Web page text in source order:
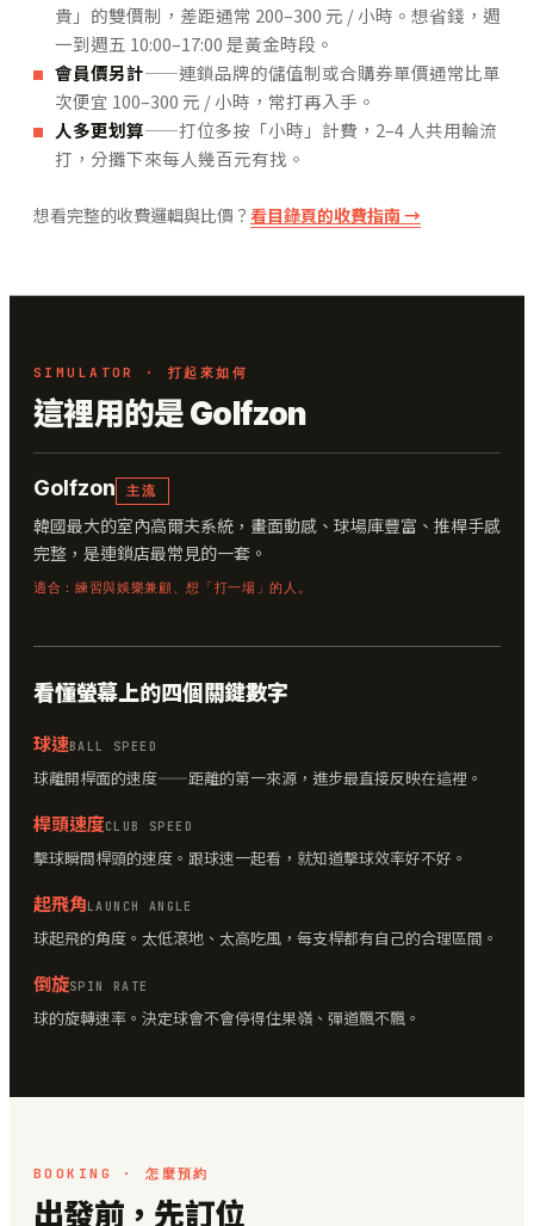
貴」的雙價制，差距通常 200–300 元 / 小時。想省錢，週
一到週五 10:00–17:00 是黃金時段。
會員價另計——連鎖品牌的儲值制或合購券單價通常比單
次便宜 100–300 元 / 小時，常打再入手。
人多更划算——打位多按「小時」計費，2–4 人共用輪流
打，分攤下來每人幾百元有找。
想看完整的收費邏輯與比價？ 看目錄頁的收費指南 →
SIMULATOR · 打起來如何
這裡用的是 Golfzon
Golfzon 主流
韓國最大的室內高爾夫系統，畫面動感、球場庫豐富、推桿手感
完整，是連鎖店最常見的一套。
適合：練習與娛樂兼顧、想「打一場」的人。
看懂螢幕上的四個關鍵數字
球速BALL SPEED
球離開桿面的速度——距離的第一來源，進步最直接反映在這裡。
桿頭速度CLUB SPEED
擊球瞬間桿頭的速度。跟球速一起看，就知道擊球效率好不好。
起飛角LAUNCH ANGLE
球起飛的角度。太低滾地、太高吃風，每支桿都有自己的合理區間。
倒旋SPIN RATE
球的旋轉速率。決定球會不會停得住果嶺、彈道飄不飄。
BOOKING · 怎麼預約
出發前，先訂位